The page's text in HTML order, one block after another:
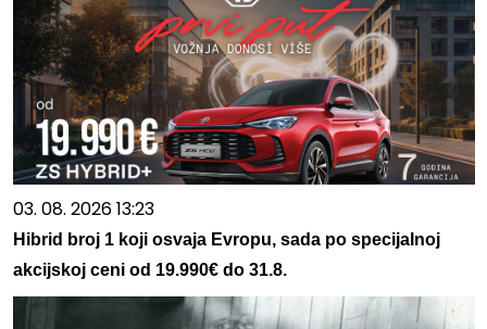
03. 08. 2026 13:23
Hibrid broj 1 koji osvaja Evropu, sada po specijalnoj
akcijskoj ceni od 19.990€ do 31.8.